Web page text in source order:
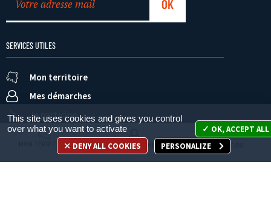
SERVICES UTILES
Mon territoire
Mes démarches
Je participe
MON TERRITOIRE MES DÉMARCHES JE PARTICIPE
This site uses cookies and gives you control
over what you want to activate
OK, ACCEPT ALL
DENY ALL COOKIES
PERSONALIZE